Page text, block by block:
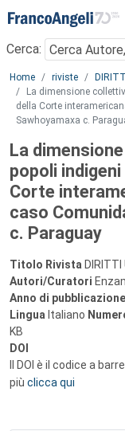
Menu
Cerca:
Main content
Home riviste
La dimensione
della Corte
Sawhoyamaxa c.
La
popoli
Corte
caso
c. Paraguay
Titolo Rivista DIRITTI
Autori/Curatori
Anno di pubblicazione
Lingua Italiano
KB
DOI
Il DOI è il codice a
più clicca qui